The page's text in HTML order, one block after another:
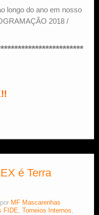
longo do ano em nosso
2018 /
é Terra
por MF Mascarenhas
FIDE, Torneios Internos,